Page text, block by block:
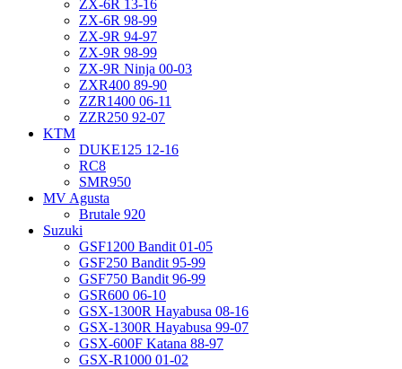
ZX-6R 13-16
ZX-6R 98-99
ZX-9R 94-97
ZX-9R 98-99
ZX-9R Ninja 00-03
ZXR400 89-90
ZZR1400 06-11
ZZR250 92-07
KTM
DUKE125 12-16
RC8
SMR950
MV Agusta
Brutale 920
Suzuki
GSF1200 Bandit 01-05
GSF250 Bandit 95-99
GSF750 Bandit 96-99
GSR600 06-10
GSX-1300R Hayabusa 08-16
GSX-1300R Hayabusa 99-07
GSX-600F Katana 88-97
GSX-R1000 01-02